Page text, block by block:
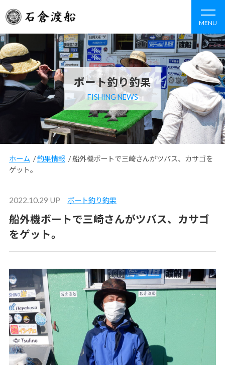
MENU
ボート釣り釣果
FISHING NEWS
ホーム /釣果情報 /船外機ボートで三崎さんがツバス、カサゴを
ゲット。
2022.10.29 UP ボート釣り釣果
船外機ボートで三崎さんがツバス、カサゴ
をゲット。